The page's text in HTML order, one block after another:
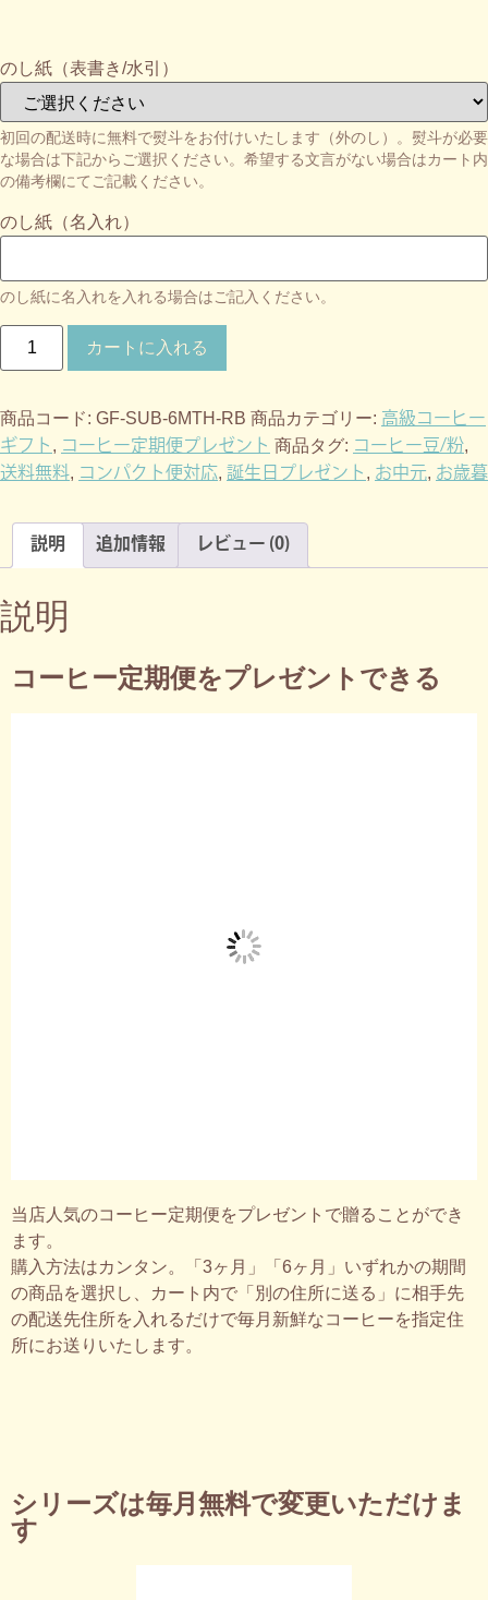
のし紙（表書き/水引）
初回の配送時に無料で熨斗をお付けいたします（外のし）。熨斗が必要
な場合は下記からご選択ください。希望する文言がない場合はカート内
の備考欄にてご記載ください。
のし紙（名入れ）
のし紙に名入れを入れる場合はご記入ください。
カートに入れる
商品コード: GF-SUB-6MTH-RB 商品カテゴリー: 高級コーヒー
ギフト , コーヒー定期便プレゼント 商品タグ: コーヒー豆/粉,
送料無料, コンパクト便対応, 誕生日プレゼント , お中元, お歳暮
説明 追加情報 レビュー (0)
説明
コーヒー定期便をプレゼントできる
当店人気のコーヒー定期便をプレゼントで贈ることができ
ます。
購入方法はカンタン。「3ヶ月」「6ヶ月」いずれかの期間
の商品を選択し、カート内で「別の住所に送る」に相手先
の配送先住所を入れるだけで毎月新鮮なコーヒーを指定住
所にお送りいたします。
シリーズは毎月無料で変更いただけま
す